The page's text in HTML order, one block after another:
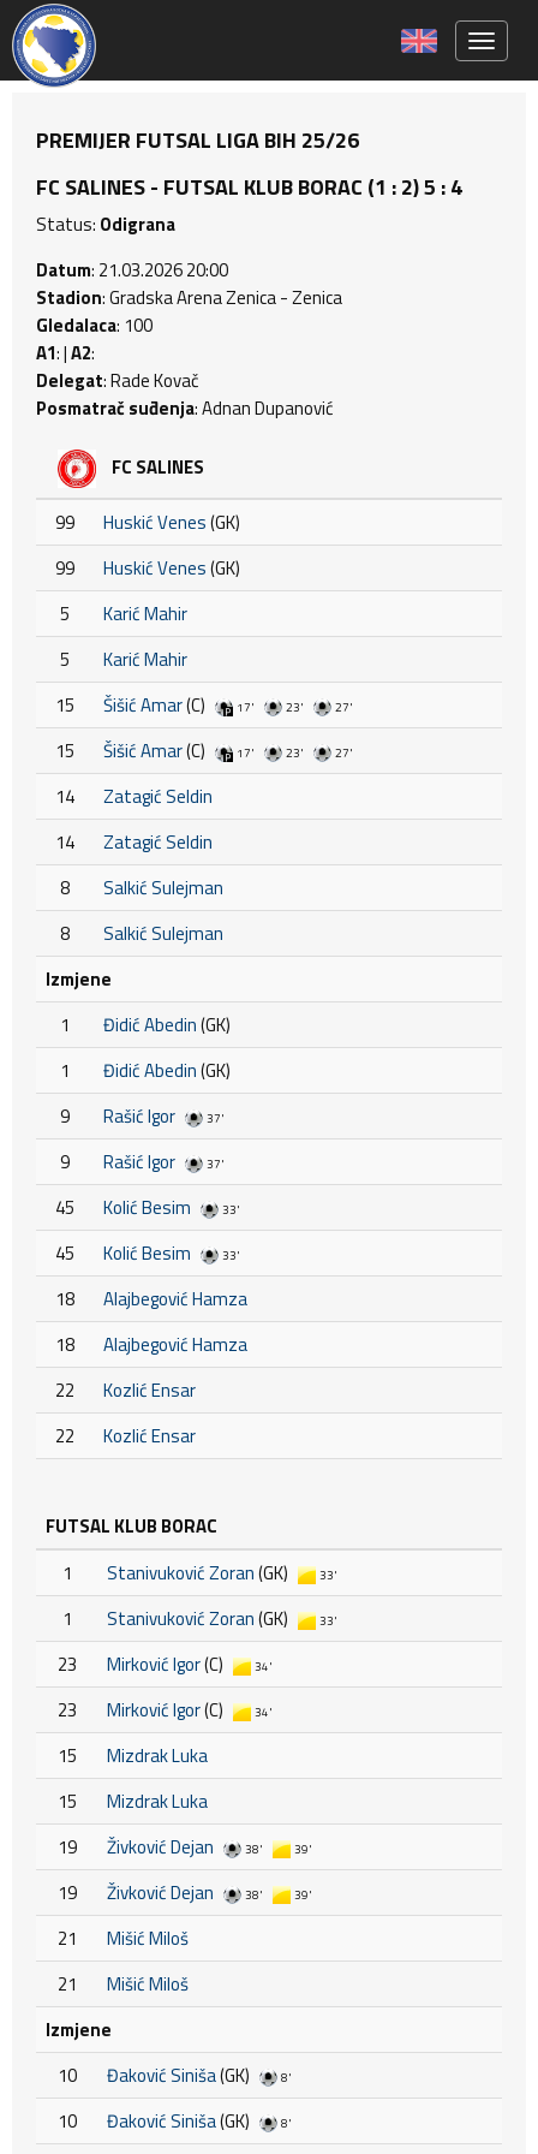
PREMIJER FUTSAL LIGA BIH 25/26
FC SALINES - FUTSAL KLUB BORAC (1 : 2) 5 : 4
Status: Odigrana
Datum: 21.03.2026 20:00
Stadion: Gradska Arena Zenica - Zenica
Gledalaca: 100
A1: |A2:
Delegat: Rade Kovač
Posmatrač suđenja: Adnan Dupanović
FC SALINES
99 Huskić Venes(GK)
99
Huskić Venes(GK)
5
Karić Mahir
5
Karić Mahir
15
Šišić Amar(C) 17' 23' 27'
15 Šišić Amar(C) 17' 23' 27'
14
Zatagić Seldin
14
Zatagić Seldin
8
Salkić Sulejman
8
Salkić Sulejman
Izmjene
1
Đidić Abedin(GK)
1
Đidić Abedin(GK)
9
Rašić Igor 37'
9 Rašić Igor 37'
45 Kolić Besim 33'
45 Kolić Besim 33'
18
Alajbegović Hamza
18
Alajbegović Hamza
22
Kozlić Ensar
22
Kozlić Ensar
FUTSAL KLUB BORAC
1
Stanivuković Zoran(GK) 33'
1 Stanivuković Zoran(GK) 33'
23 Mirković Igor(C) 34'
23 Mirković Igor(C) 34'
15
Mizdrak Luka
15
Mizdrak Luka
19
Živković Dejan 38' 39'
19 Živković Dejan 38' 39'
21
Mišić Miloš
21
Mišić Miloš
Izmjene
10
Đaković Siniša(GK) 8'
10 Đaković Siniša(GK) 8'